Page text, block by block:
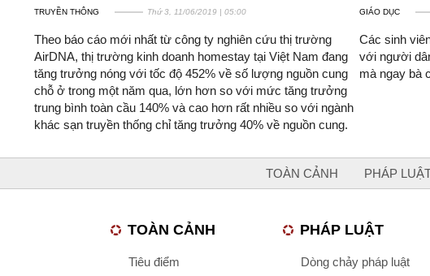
TRUYỀN THÔNG Thứ 3, 11/06/2019 | 05:00
Theo báo cáo mới nhất từ công ty nghiên cứu thị trường
AirDNA, thị trường kinh doanh homestay tại Việt Nam đang
tăng trưởng nóng với tốc độ 452% về số lượng nguồn cung
chỗ ở trong một năm qua, lớn hơn so với mức tăng trưởng
trung bình toàn cầu 140% và cao hơn rất nhiều so với ngành
khác sạn truyền thống chỉ tăng trưởng 40% về nguồn cung.
GIÁO DỤC
Các sinh
với người
mà ngay bà
TOÀN CẢNH PHÁP
TOÀN CẢNH
Tiêu điểm
PHÁP LUẬT
Dòng chảy pháp luật